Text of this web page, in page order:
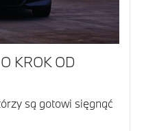
KROK OD
są gotowi sięgnąć